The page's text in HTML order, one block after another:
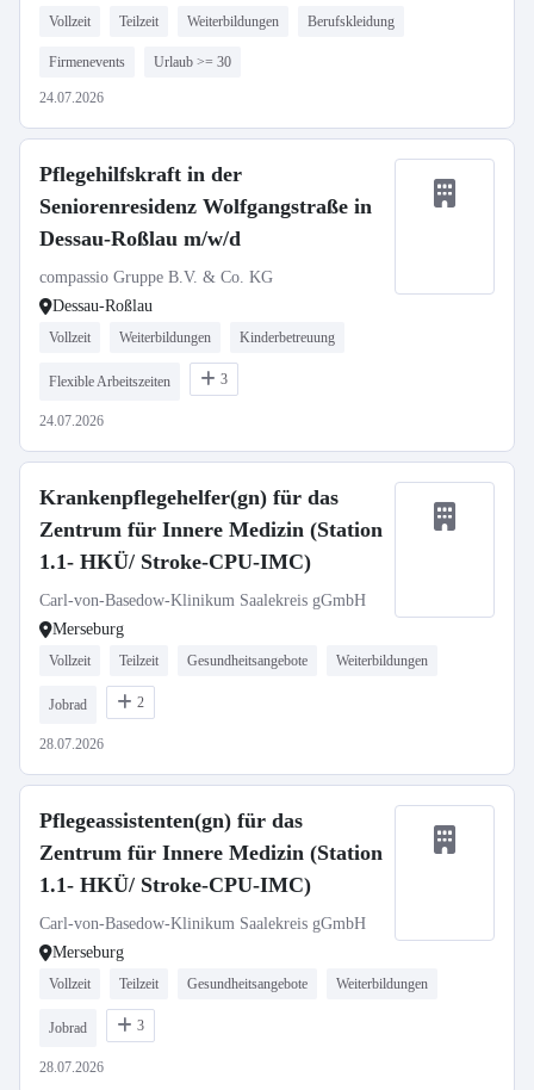
Vollzeit Teilzeit Weiterbildungen Berufskleidung
Firmenevents Urlaub >= 30
24.07.2026
Pflegehilfskraft in der
Seniorenresidenz Wolfgangstraße in
Dessau-Roßlau m/w/d
compassio Gruppe B.V. & Co. KG
Dessau-Roßlau
Vollzeit Weiterbildungen Kinderbetreuung
Flexible Arbeitszeiten 3
24.07.2026
Krankenpflegehelfer(gn) für das
Zentrum für Innere Medizin (Station
1.1- HKÜ/ Stroke-CPU-IMC)
Carl-von-Basedow-Klinikum Saalekreis gGmbH
Merseburg
Vollzeit Teilzeit Gesundheitsangebote Weiterbildungen
Jobrad 2
28.07.2026
Pflegeassistenten(gn) für das
Zentrum für Innere Medizin (Station
1.1- HKÜ/ Stroke-CPU-IMC)
Carl-von-Basedow-Klinikum Saalekreis gGmbH
Merseburg
Vollzeit Teilzeit Gesundheitsangebote Weiterbildungen
Jobrad 3
28.07.2026